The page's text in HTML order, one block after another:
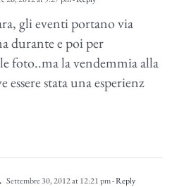
gli eventi portano via
durante e poi per
foto..ma la vendemmia alla
essere stata una esperienz
Settembre 30, 2012 at 12:21 pm- Reply